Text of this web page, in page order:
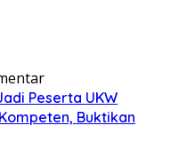
Peserta UKW
Buktikan